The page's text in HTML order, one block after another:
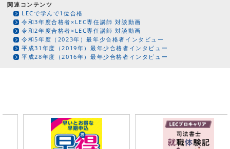
関連コンテンツ
LECで学んで1位合格
令和3年度合格者×LEC専任講師 対談動画
令和2年度合格者×LEC専任講師 対談動画
令和5年度（2023年）最年少合格者インタビュー
平成31年度（2019年）最年少合格者インタビュー
平成28年度（2016年）最年少合格者インタビュー